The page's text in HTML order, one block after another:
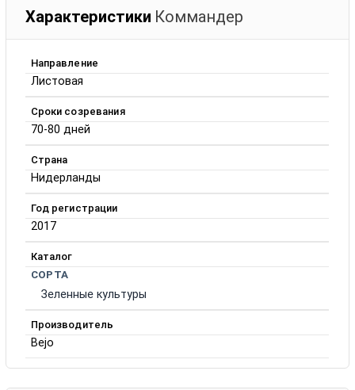
Характеристики Коммандер
Направление
Листовая
Сроки созревания
70-80 дней
Страна
Нидерланды
Год регистрации
2017
Каталог
СОРТА
Зеленные культуры
Производитель
Bejo